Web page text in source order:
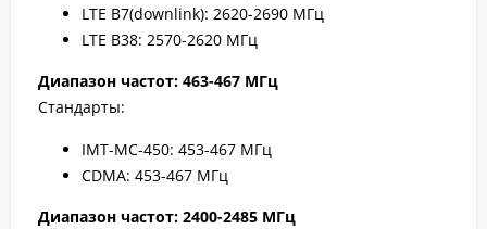
LTE B7(downlink): 2620-2690 МГц
LTE B38: 2570-2620 МГц
Диапазон частот: 463-467 МГц
Стандарты:
IMT-MC-450: 453-467 МГц
CDMA: 453-467 МГц
Диапазон частот: 2400-2485 МГц